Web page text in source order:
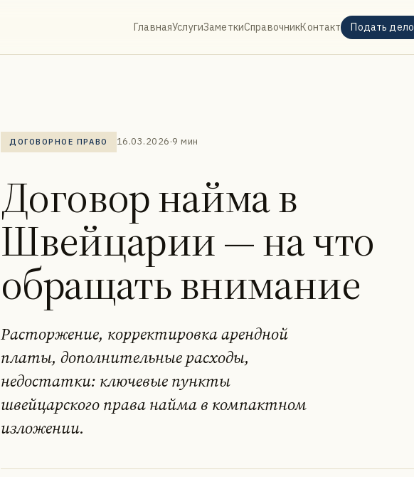
ГлавнаяУслугиЗаметкиСправочникКонтакт Подать дело
ДОГОВОРНОЕ ПРАВО 16.03.2026·9 мин
Договор найма в
Швейцарии — на что
обращать внимание
Расторжение, корректировка арендной
платы, дополнительные расходы,
недостатки: ключевые пункты
швейцарского права найма в компактном
изложении.